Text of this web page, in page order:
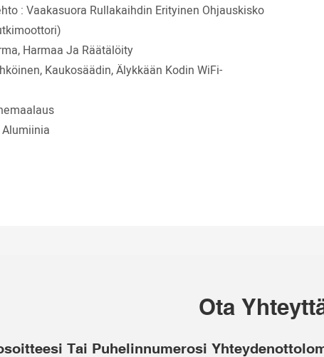
: Vaakasuora Rullakaihdin Erityinen Ohjauskisko
Harmaa Ja Räätälöity
Kaukosäädin, Älykkään Kodin WiFi-
Ota
Tai Puhelinnumerosi